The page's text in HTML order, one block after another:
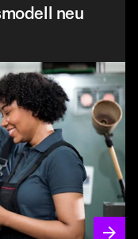
neu